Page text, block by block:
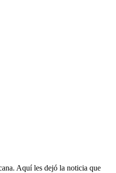
Aquí les dejó la noticia que